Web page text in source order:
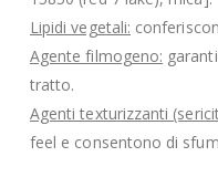
Lipidi vegetali:
Agente filmogeno:
tratto.
Agenti texturizzanti
feel e consentono di